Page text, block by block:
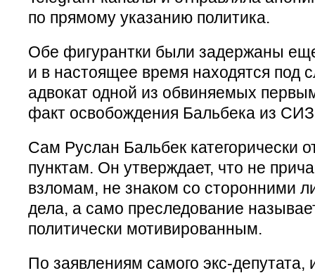
по прямому указанию политика.
Обе фигурантки были задержаны
и в настоящее время находятся под
адвокат одной из обвиняемых
факт освобождения Бальбека из
Сам Руслан Бальбек категорически
пунктам. Он утверждает, что не
взломам, не знаком со сторонними
дела, а само преследование
политически мотивированным.
По заявлениям самого экс-депутата,